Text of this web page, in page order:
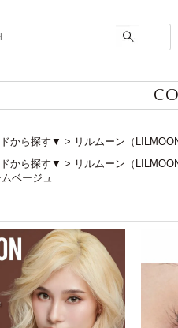
から探す▼ リルムーン（
から探す▼ リルムーン（
ベージュ